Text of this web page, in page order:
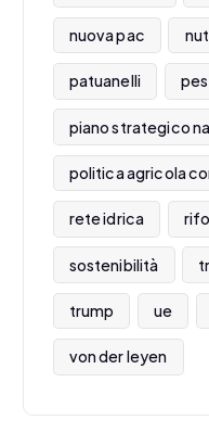
nuova pac
patuanelli
piano strategico
politica agricola
rete idrica
sostenibilità
trump ue
von der leyen